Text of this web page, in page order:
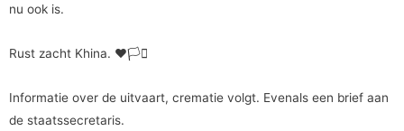
nu ook is.
Rust zacht Khina. ❤️🏳️‍⚧️
Informatie over de uitvaart, crematie volgt. Evenals een brief aan
de staatssecretaris.